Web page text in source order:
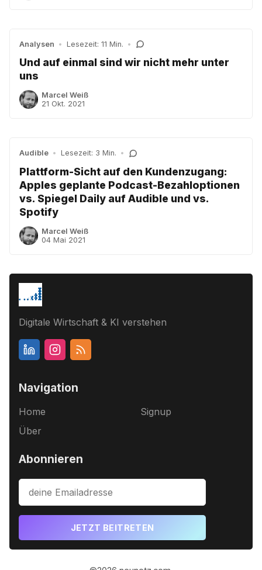
Analysen • Lesezeit: 11 Min. •
Und auf einmal sind wir nicht mehr unter
uns
Marcel Weiß
21 Okt. 2021
Audible • Lesezeit: 3 Min. •
Plattform-Sicht auf den Kundenzugang:
Apples geplante Podcast-Bezahloptionen
vs. Spiegel Daily auf Audible und vs.
Spotify
Marcel Weiß
04 Mai 2021
Digitale Wirtschaft & KI verstehen
Navigation
Home
Über
Signup
Abonnieren
JETZT BEITRETEN